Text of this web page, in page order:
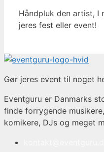
Håndpluk den artist, I
jeres fest eller event!
Gør jeres event til noget
Eventguru er Danmarks
finde forrygende
komikere, DJs og meget